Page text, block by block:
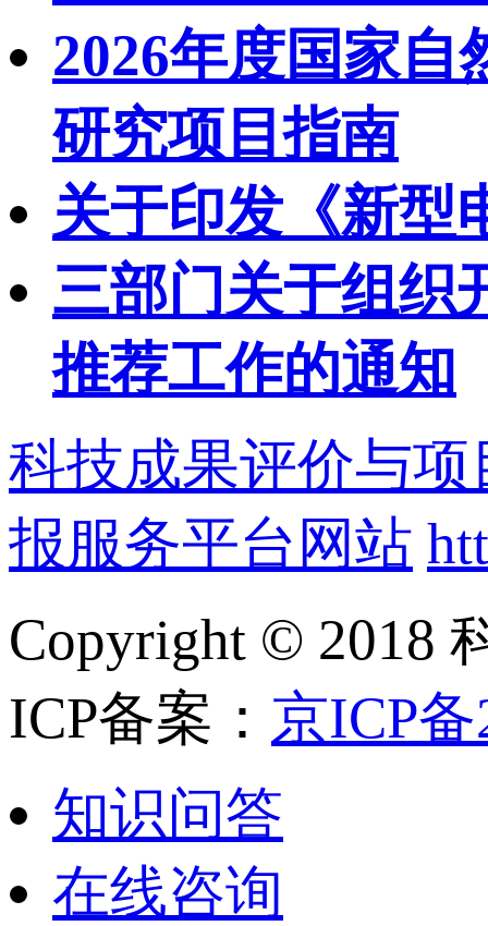
2026年度国家
研究项目指南
关于印发《新型
三部门关于组织
推荐工作的通知
科技成果评价与
报服务平台网站
Copyright © 2018
ICP备案： 京ICP
知识问答
在线咨询